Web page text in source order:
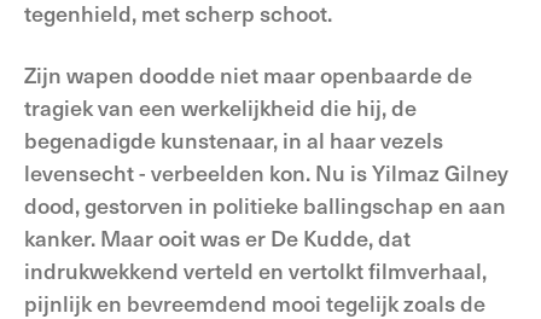
tegenhield, met scherp schoot.
Zijn wapen doodde niet maar openbaarde de
tragiek van een werkelijkheid die hij, de
begenadigde kunstenaar, in al haar vezels
levensecht - verbeelden kon. Nu is Yilmaz Gilney
dood, gestorven in politieke ballingschap en aan
kanker. Maar ooit was er De Kudde, dat
indrukwekkend verteld en vertolkt filmverhaal,
pijnlijk en bevreemdend mooi tegelijk zoals de